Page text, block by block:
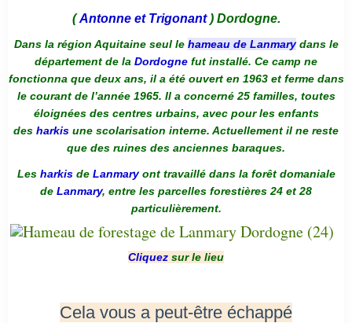
(Antonne et Trigonant) Dordogne.
Dans la région Aquitaine seul le hameau de Lanmarydans le
département de la Dordogne fut installé. Ce camp ne
fonctionna que deux ans, il a été ouvert en 1963 et ferme dans
le courant de l’année 1965. Il a concerné 25 familles, toutes
éloignées des centres urbains, avec pour les enfants
des harkis une scolarisation interne. Actuellement il ne reste
que des ruines des anciennes baraques.
Les harkis de Lanmaryont travaillé dans la forêt domaniale
de Lanmary, entre les parcelles forestières 24 et 28
particulièrement.
Cliquez sur le lieu
Cela vous a peut-être échappé